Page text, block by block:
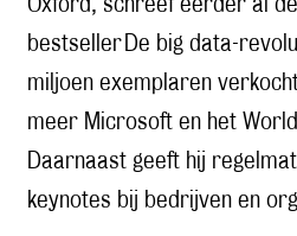
Oxford, schreef eerder al
bestseller De big data-
miljoen exemplaren
meer Microsoft en het
Daarnaast geeft hij
keynotes bij bedrijven en